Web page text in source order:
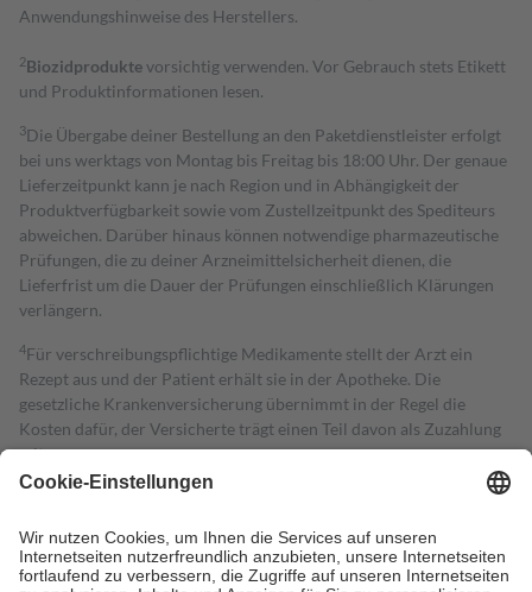
Anwendungshinweise des Herstellers.
2Biozidproduktevorsichtig verwenden. Vor Gebrauch stets Etikett
und Produktinformationen lesen.
3Die Übergabe deiner Bestellung an den Paketdienstleister erfolgt
bei uns werktags von Montag bis Freitag bis 18:00 Uhr. Der genaue
Lieferzeitpunkt kann je nach Region und in Abhängigkeit der
Produktverfügbarkeit sowie vom Zustellzeitpunkt des Spediteurs
abweichen. Darüber hinaus können notwendige pharmazeutische
Prüfungen, die zu deiner Arzneimittelsicherheit dienen, die
Lieferfrist um die Dauer der Prüfungen einschließlich Klärungen
verlängern.
4Für verschreibungspflichtige Medikamente stellt der Arzt ein
Rezept aus und der Patient erhält sie in der Apotheke. Die
gesetzliche Krankenversicherung übernimmt in der Regel die
Kosten dafür, der Versicherte trägt einen Teil davon als Zuzahlung
mit.
Grundsätzlich leisten Mitglieder Zuzahlungen in Höhe von zehn
höchstens zehn Euro.
Es sind jedoch nie mehr als die tatsächlichen
Kosten der Leistung zu entrichten.
Diese Regeln gelten grundsätzlich auch für Online-Apotheken.